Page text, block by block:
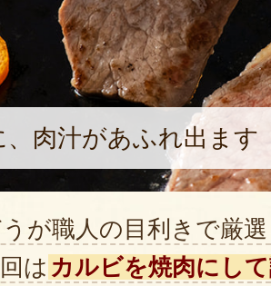
肉汁があふれ出ます
が職人の目利きで厳
は カルビを焼肉にし